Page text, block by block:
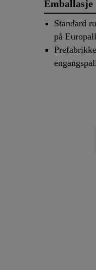
Emballasje
Standard
på